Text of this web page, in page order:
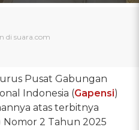
Pusat Gabungan
Indonesia (Gapensi)
atas terbitnya
Nomor 2 Tahun 2025